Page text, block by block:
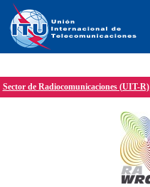
Sector de Radiocomunicaciones (UIT-R)